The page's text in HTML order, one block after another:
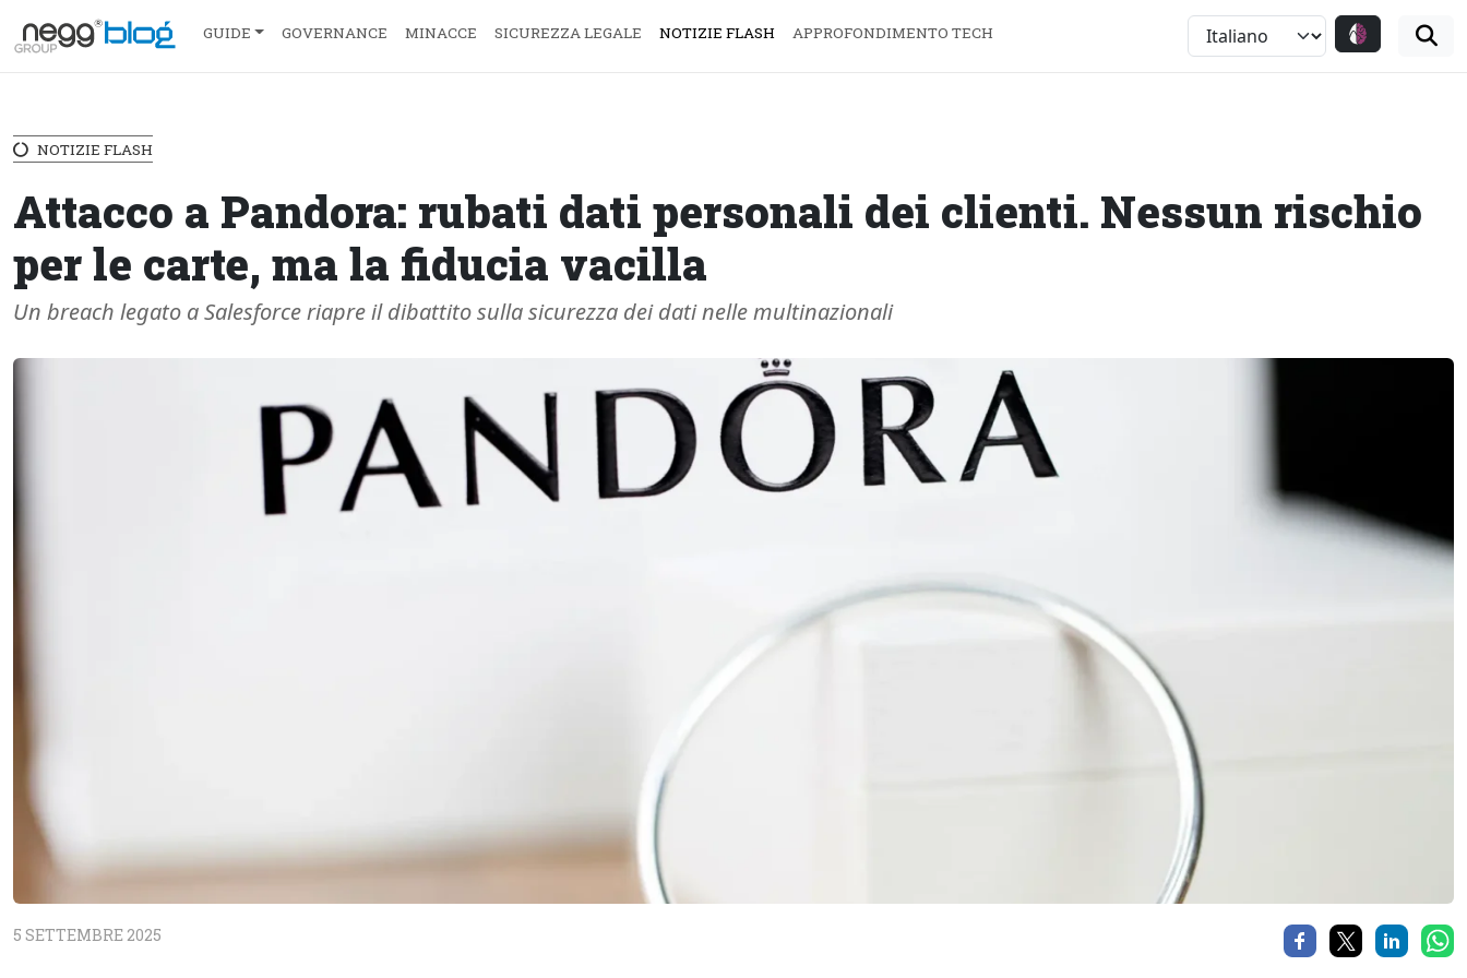
GUIDE GOVERNANCE MINACCE SICUREZZA LEGALE NOTIZIE FLASH APPROFONDIMENTO TECH
NOTIZIE FLASH
Attacco a Pandora: rubati dati personali dei clienti. Nessun rischio
per le carte, ma la fiducia vacilla
Un breach legato a Salesforce riapre il dibattito sulla sicurezza dei dati nelle multinazionali
5 SETTEMBRE 2025